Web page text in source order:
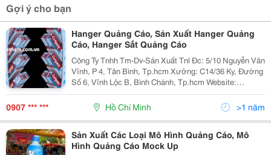
Gợi ý cho bạn
Hanger Quảng Cáo, Sản Xuất Hanger Quảng
Cáo, Hanger Sắt Quảng Cáo
Công Ty Tnhh Tm-Dv-Sản Xuất Tnl Đc: 5/10 Nguyễn Văn
Vĩnh, P 4, Tân Bình, Tp.hcm Xưởng: C14/36 Ky, Đường
Số 6, Vĩnh Lộc B, Bình Chánh, Tp.hcm Website:
Www.tnlvietnam.com.vn Hoặc:
Http://Www.vatgia.com/Tnlvietnam . Mail:
Trinhletnlvietnam@Gmail.com Lin
0907 *** *** Hồ Chí Minh >1 năm
Sản Xuất Các Loại Mô Hình Quảng Cáo, Mô
Hình Quảng Cáo Mock Up